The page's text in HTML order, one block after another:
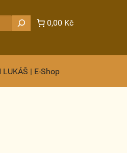
0,00 Kč
LUKÁŠ | E-Shop